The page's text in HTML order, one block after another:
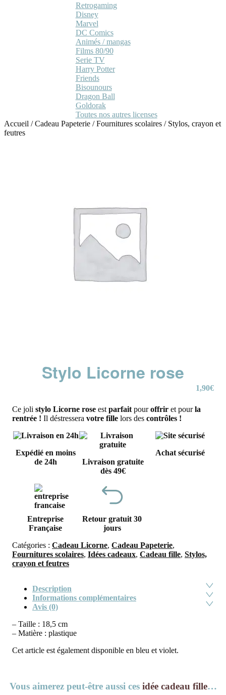
Retrogaming
Disney
Marvel
DC Comics
Animés / mangas
Films 80/90
Serie TV
Harry Potter
Friends
Bisounours
Dragon Ball
Goldorak
Toutes nos autres licenses
Accueil /Cadeau Papeterie /Fournitures scolaires / Stylos, crayon et
feutres
Stylo Licorne rose
1,90€
Ce joli stylo Licorne rose est parfait pouroffrir et pourla
rentrée ! Il déstressera votre fille lors des contrôles !
Expédié en moins
de 24h
Livraison gratuite
dès 49€
Achat sécurisé
Entreprise
Française
Retour gratuit 30
jours
Catégories : Cadeau Licorne, Cadeau Papeterie,
Fournitures scolaires, Idées cadeaux, Cadeau fille, Stylos,
crayon et feutres
Description
Informations complémentaires
Avis (0)
– Taille : 18,5 cm
– Matière : plastique
Cet article est également disponible en bleu et violet.
Vous aimerez peut-être aussi ces idée cadeau fille…